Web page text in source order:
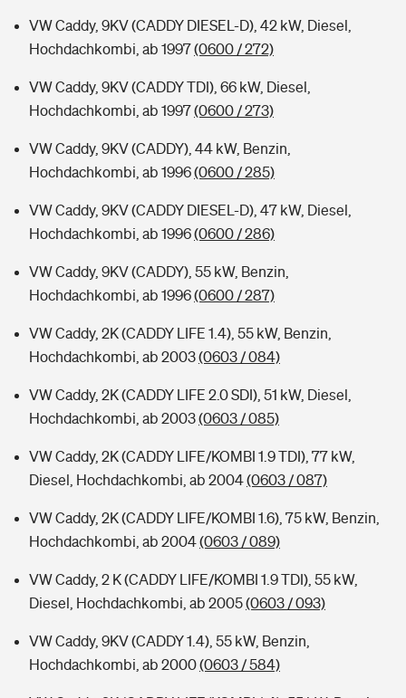
Sie haben Fragen?
Zur Übersicht
Kinderunfall-Check: Mehr Sicherheit für deine Kids
Typklassen: So ist Ihr Auto eingestuft
VW Caddy, 9KV (CADDY DIESEL-D), 42 kW, Diesel,
Hochdachkombi, ab 1997(0600 / 272)
VW Caddy, 9KV (CADDY TDI), 66 kW, Diesel,
Hochdachkombi, ab 1997(0600 / 273)
VW Caddy, 9KV (CADDY), 44 kW, Benzin,
Hochdachkombi, ab 1996(0600 / 285)
VW Caddy, 9KV (CADDY DIESEL-D), 47 kW, Diesel,
Hochdachkombi, ab 1996(0600 / 286)
VW Caddy, 9KV (CADDY), 55 kW, Benzin,
Hochdachkombi, ab 1996(0600 / 287)
VW Caddy, 2K (CADDY LIFE 1.4), 55 kW, Benzin,
Hochdachkombi, ab 2003(0603 / 084)
VW Caddy, 2K (CADDY LIFE 2.0 SDI), 51 kW, Diesel,
Hochdachkombi, ab 2003(0603 / 085)
VW Caddy, 2K (CADDY LIFE/KOMBI 1.9 TDI), 77 kW,
Diesel, Hochdachkombi, ab 2004(0603 / 087)
VW Caddy, 2K (CADDY LIFE/KOMBI 1.6), 75 kW, Benzin,
Hochdachkombi, ab 2004(0603 / 089)
VW Caddy, 2 K (CADDY LIFE/KOMBI 1.9 TDI), 55 kW,
Diesel, Hochdachkombi, ab 2005(0603 / 093)
VW Caddy, 9KV (CADDY 1.4), 55 kW, Benzin,
Hochdachkombi, ab 2000(0603 / 584)